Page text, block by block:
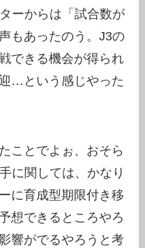
ーからは「試合数が
もあったのう。J3の
できる機会が得られ
…という感じやった
ことでよぉ、おそら
に関しては、かなり
に育成型期限付き移
想できるところやろ
響がでるやろうと考